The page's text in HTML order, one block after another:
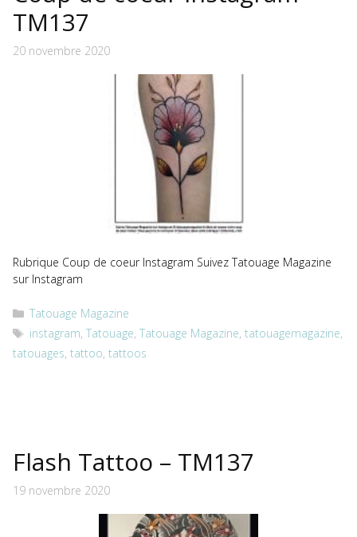
TM137
20 novembre 2020
Rubrique Coup de coeur Instagram Suivez Tatouage Magazine
sur Instagram
Catégories
Tatouage Magazine
Étiquettes
instagram,Tatouage,Tatouage Magazine,tatouagemagazine,
tatouages, tattoo, tattoos
Flash Tattoo – TM137
19 novembre 2020